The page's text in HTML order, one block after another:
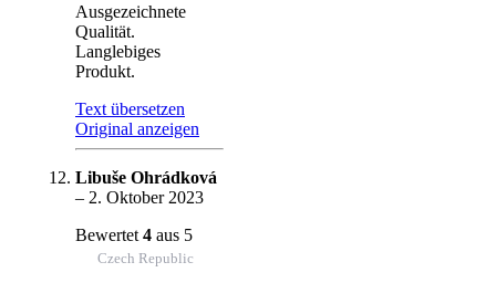
Ausgezeichnete
Qualität.
Langlebiges
Produkt.
Text übersetzen
Original anzeigen
Libuše Ohrádková
– 2. Oktober 2023
Bewertet 4 aus 5
Czech Republic